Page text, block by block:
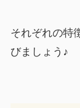
それぞれの特
びましょう♪